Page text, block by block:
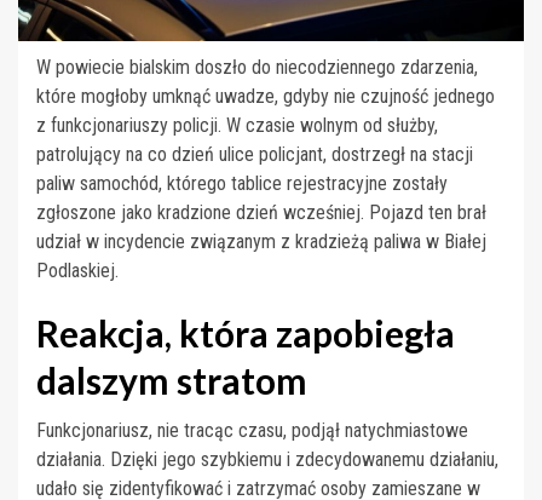
W powiecie bialskim doszło do niecodziennego zdarzenia,
które mogłoby umknąć uwadze, gdyby nie czujność jednego
z funkcjonariuszy policji. W czasie wolnym od służby,
patrolujący na co dzień ulice policjant, dostrzegł na stacji
paliw samochód, którego tablice rejestracyjne zostały
zgłoszone jako kradzione dzień wcześniej. Pojazd ten brał
udział w incydencie związanym z kradzieżą paliwa w Białej
Podlaskiej.
Reakcja, która zapobiegła
dalszym stratom
Funkcjonariusz, nie tracąc czasu, podjął natychmiastowe
działania. Dzięki jego szybkiemu i zdecydowanemu działaniu,
udało się zidentyfikować i zatrzymać osoby zamieszane w